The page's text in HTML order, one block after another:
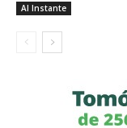
Al Instante